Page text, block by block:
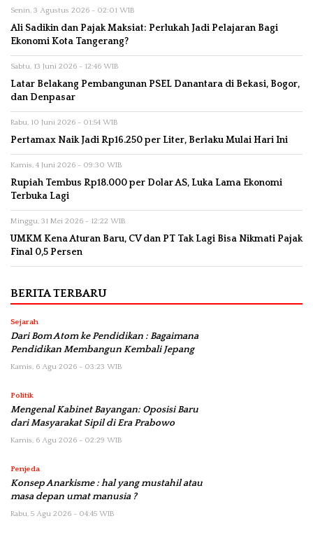
Senin, 3 Agustus 2026 - 02:01 WIB
Ali Sadikin dan Pajak Maksiat: Perlukah Jadi Pelajaran Bagi
Ekonomi Kota Tangerang?
Sabtu, 13 Juni 2026 - 12:46 WIB
Latar Belakang Pembangunan PSEL Danantara di Bekasi, Bogor,
dan Denpasar
Rabu, 10 Juni 2026 - 01:54 WIB
Pertamax Naik Jadi Rp16.250 per Liter, Berlaku Mulai Hari Ini
Kamis, 4 Juni 2026 - 09:30 WIB
Rupiah Tembus Rp18.000 per Dolar AS, Luka Lama Ekonomi
Terbuka Lagi
Minggu, 31 Mei 2026 - 12:22 WIB
UMKM Kena Aturan Baru, CV dan PT Tak Lagi Bisa Nikmati Pajak
Final 0,5 Persen
BERITA TERBARU
Sejarah
Dari Bom Atom ke Pendidikan : Bagaimana
Pendidikan Membangun Kembali Jepang
Kamis, 6 Agu 2026 - 03:23 WIB
Politik
Mengenal Kabinet Bayangan: Oposisi Baru
dari Masyarakat Sipil di Era Prabowo
Kamis, 6 Agu 2026 - 02:29 WIB
Penjeda
Konsep Anarkisme : hal yang mustahil atau
masa depan umat manusia ?
Rabu, 5 Agu 2026 - 04:45 WIB